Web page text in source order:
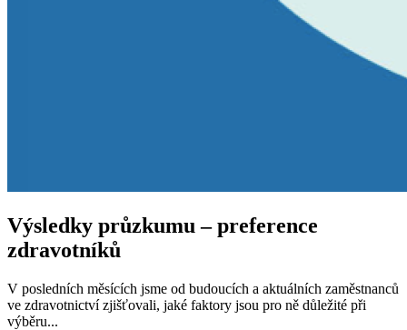
Výsledky průzkumu – preference
zdravotníků
V posledních měsících jsme od budoucích a aktuálních zaměstnanců
ve zdravotnictví zjišťovali, jaké faktory jsou pro ně důležité při
výběru...